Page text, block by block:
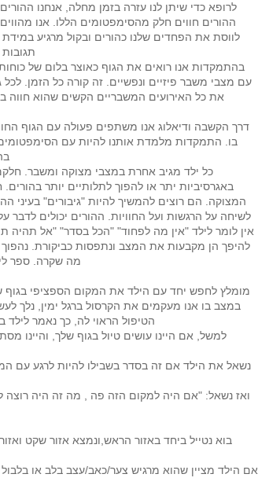
לרופא כדי שיתן לנו עזרה בזמן מחלה, אנחנו
ההורים חווים חלק מהסימפטומים הללו. אנו
לווסת את הפחדים שלנו כהורים ובקול מרגיע
בהתמקדות אנו רואים את הגוף כאוצר בלום של
עם מצבי משבר פיזיים ונפשיים. זה קורה כל הזמן. לכל
את כל האירועים המשבריים הקשים שהוא חווה
דרך הקשבה ודיאלוג אנו משתפים פעולה עם הגוף
בו. התמקדות מלמדת אותנו להיות עם
כל ילד מגיב אחרת במצבי מצוקה ומשבר.
באגרסיביות יתר או להפוך לתלותיים יותר
המצוקה. הם רוצים להמשיך להיות "גיבורים" בעיני
לשיחה על הרגשות ועל החוויות. ההורים יכולים
אין לומר לילד "אין מה לפחוד" "הכל בסדר" "אל תהיה
להיפך הן מקבעות את המצב ונתפסות כביקורת.
מה שקרה. ספר
מומלץ לחפש יחד עם הילד את המקום הספציפי בגוף
במצב בו אנו מעקמים את הקרסול ברגל ימין, נלך
הטיפול הראוי לה, כך נאמר
למשל, אם היינו עושים טיול בגוף שלך, והיינו
נשאל את הילד אם זה בסדר בשבילו להיות לרגע עם
ואז נשאל: "אם היה למקום הזה פה , מה זה היה רוצה
בוא נטייל ביחד באזור הראש,ונמצא אזור שקט
אם הילד מציין שהוא מרגיש צער/כאב/עצב בלב או